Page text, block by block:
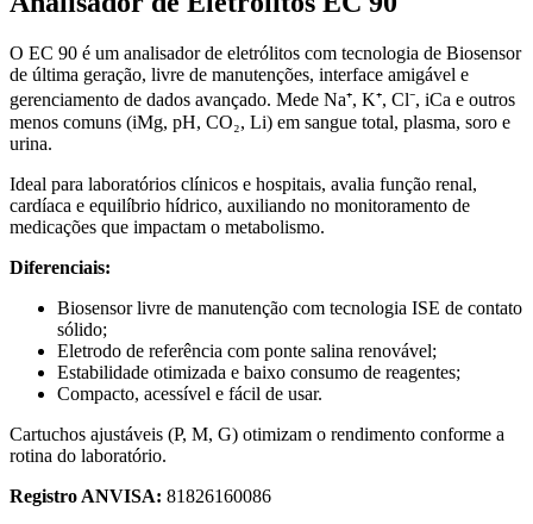
O EC 90 é um analisador de eletrólitos com tecnologia de Biosensor
de última geração, livre de manutenções, interface amigável e
gerenciamento de dados avançado. Mede Na⁺, K⁺, Cl⁻, iCa e outros
menos comuns (iMg, pH, CO₂, Li) em sangue total, plasma, soro e
urina.
Ideal para laboratórios clínicos e hospitais, avalia função renal,
cardíaca e equilíbrio hídrico, auxiliando no monitoramento de
medicações que impactam o metabolismo.
Diferenciais:
Biosensor livre de manutenção com tecnologia ISE de contato
sólido;
Eletrodo de referência com ponte salina renovável;
Estabilidade otimizada e baixo consumo de reagentes;
Compacto, acessível e fácil de usar.
Cartuchos ajustáveis (P, M, G) otimizam o rendimento conforme a
rotina do laboratório.
Registro ANVISA: 81826160086